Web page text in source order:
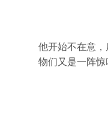
他开始不在意
物们又是一阵惊